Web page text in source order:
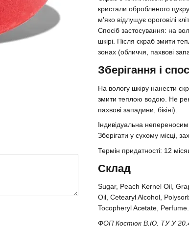
кристали обробленого
м'яко відлущує ороговілі
Спосіб застосування: на
шкірі. Після скраб змити
зонах (обличчя, пахвові
Зберігання і
На вологу шкіру нанести
змити теплою водою. Не
пахвові западини, бікіні).
Індивідуальна
Зберігати у сухому місці,
Термін придатності: 12
Склад
Sugar, Peach Kernel Oil,
Oil, Cetearyl Alcohol,
Tocopheryl Acetate, Perfume.
ФОП Костюк В.Ю. ТУ У 20.4-